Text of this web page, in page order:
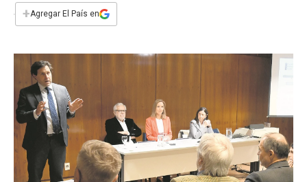
e
b
s
p
t
i
l
+Agregar El País en